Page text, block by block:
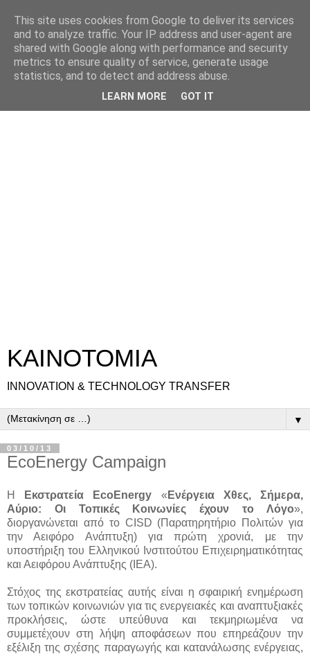
ΚΑΙΝΟΤΟΜΙΑ
INNOVATION & TECHNOLOGY TRANSFER
▼
03/10/13
EcoEnergy Campaign
Η Εκστρατεία EcoEnergy « Ενέργεια Χθες, Σήμερα,
Αύριο: Οι Τοπικές Κοινωνίες έχουν το Λόγο»,
διοργανώνεται από το CISD (Παρατηρητήριο Πολιτών για
την Αειφόρο Ανάπτυξη) για πρώτη χρονιά, με την
υποστήριξη του Ελληνικού Ινστιτούτου Επιχειρηματικότητας
και Αειφόρου Ανάπτυξης (IEA).
Στόχος της εκστρατείας αυτής είναι η σφαιρική ενημέρωση
των τοπικών κοινωνιών για τις ενεργειακές και αναπτυξιακές
προκλήσεις, ώστε υπεύθυνα και τεκμηριωμένα να
συμμετέχουν στη λήψη αποφάσεων που επηρεάζουν την
εξέλιξη της σχέσης παραγωγής και κατανάλωσης ενέργειας,
This site uses cookies from Google to deliver its services
and to analyze traffic. Your IP address and user-agent are
shared with Google along with performance and security
metrics to ensure quality of service, generate usage
statistics, and to detect and address abuse.
LEARN MORE GOT IT